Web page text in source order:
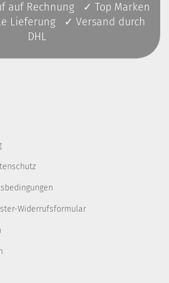
auf Rechnung ✓ Top Marken
Lieferung ✓ Versand durch
DHL
Widerrufsformular